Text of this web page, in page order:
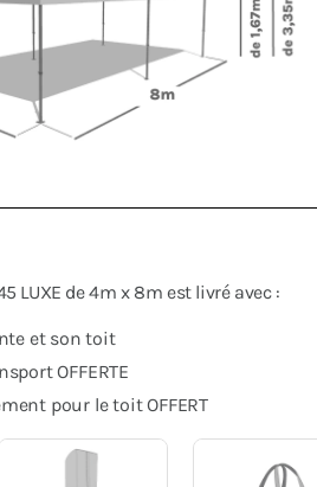
LUXE de 4m x 8m est livré avec :
et son toit
OFFERTE
pour le toit OFFERT